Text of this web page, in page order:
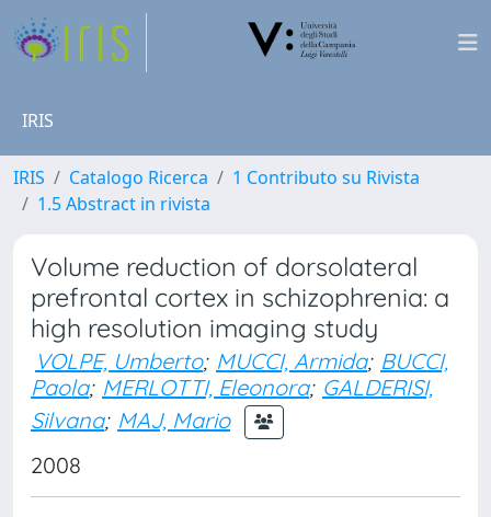
IRIS
IRIS Catalogo Ricerca
1 Contributo su Rivista
1.5 Abstract in rivista
Volume reduction of dorsolateral
prefrontal cortex in schizophrenia: a
high resolution imaging study
VOLPE, Umberto; MUCCI, Armida; BUCCI,
Paola; MERLOTTI, Eleonora; GALDERISI,
Silvana; MAJ, Mario
2008